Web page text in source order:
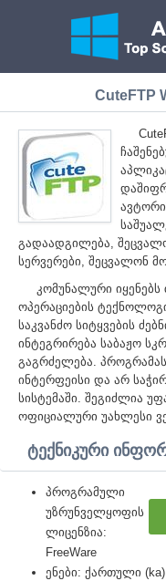
CuteFTP
გადაადგილება,
სერვერები, შეცვალონ
კომუნალური იყენებს
ოპერაციების
საკვანძო სიტყვების
ინტეგრირება საბაჟო
გაგრძელება.
ინტერფეისი და არ
სისტემაში. შეგიძლია
ოფიციალური უახლესი
ტექნიკური
პროგრამული
უზრუნველყოფის
ლიცენზია:
FreeWare
ენები: ქართული